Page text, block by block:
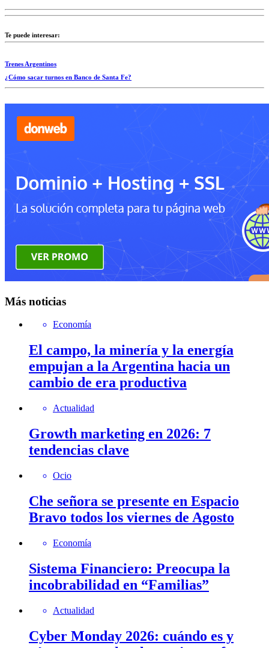
Te puede interesar:
Trenes Argentinos
¿Cómo sacar turnos en Banco de Santa Fe?
Más noticias
Economía
El campo, la minería y la energía
empujan a la Argentina hacia un
cambio de era productiva
Actualidad
Growth marketing en 2026: 7
tendencias clave
Ocio
Che señora se presente en Espacio
Bravo todos los viernes de Agosto
Economía
Sistema Financiero: Preocupa la
incobrabilidad en “Familias”
Actualidad
Cyber Monday 2026: cuándo es y